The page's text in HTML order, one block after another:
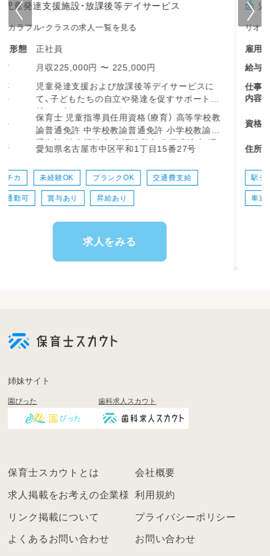
児童発達支援施設・放課後等デイサービス
リオカラフルの求人一覧を見る
雇用形態
月収225,000円 〜 225,000円
児童発達支援および放課後等デイサービスに
て、子どもたちの成長や自立を支えるサポート
全般をお任せします♪
・登園・来所時の子どもたちのあたたかい出迎え
と見送り
・パソコン学習や軽作業、手芸などのプログラム
進行補助・見守り
・手洗いやうがい、おやつタイムの補助・見守り
・送迎時の添乗補助や見守り対応
けなど）
してください！
保育士 児童指導員任用資格（療育） 高等学校教
諭普通免許 小学校教諭普通免許 社会福祉士 言
語聴覚士 作業療法士 理学療法士
愛知県名古屋市中区平和1丁目15番27号
駅チカ 未経験OK ブランクOK 交通費支給
車通勤可 賞与あり 昇給あり
求人をみる
姉妹サイト
園ぴった 歯科求人スカウト
保育士スカウトとは 会社概要
求人掲載をお考えの企業様 利用規約
リンク掲載について プライバシーポリシー
よくあるお問い合わせ お問い合わせ